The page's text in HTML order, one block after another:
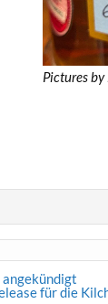
Pictures
für die